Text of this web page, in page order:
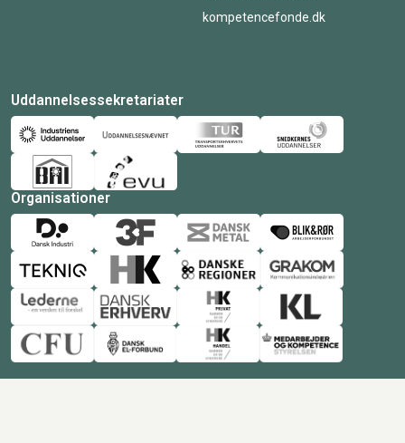
kompetencefonde.dk
Uddannelsessekretariater
Organisationer